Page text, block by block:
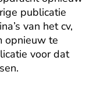
publicatie
van het cv,
opnieuw te
voor dat